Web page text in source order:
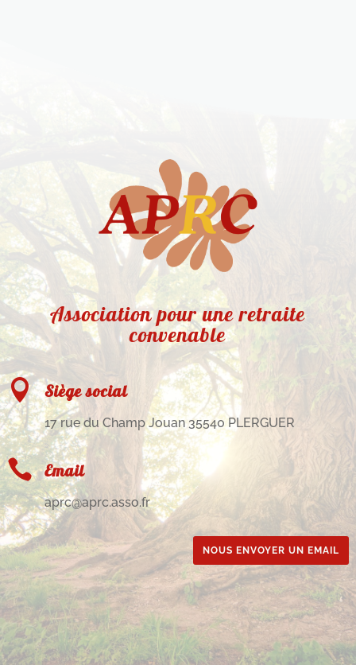
Association pour une retraite
convenable
 Siège social
17 rue du Champ Jouan 35540 PLERGUER
 Email
aprc@aprc.asso.fr
NOUS ENVOYER UN EMAIL